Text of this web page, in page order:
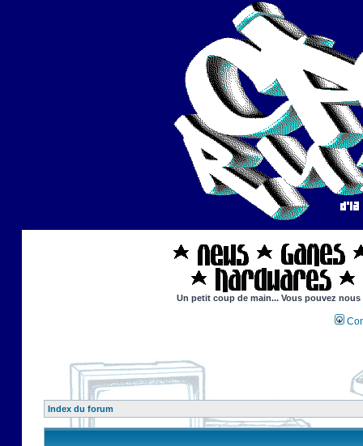
Un petit coup de main... Vous pouvez
Index du forum